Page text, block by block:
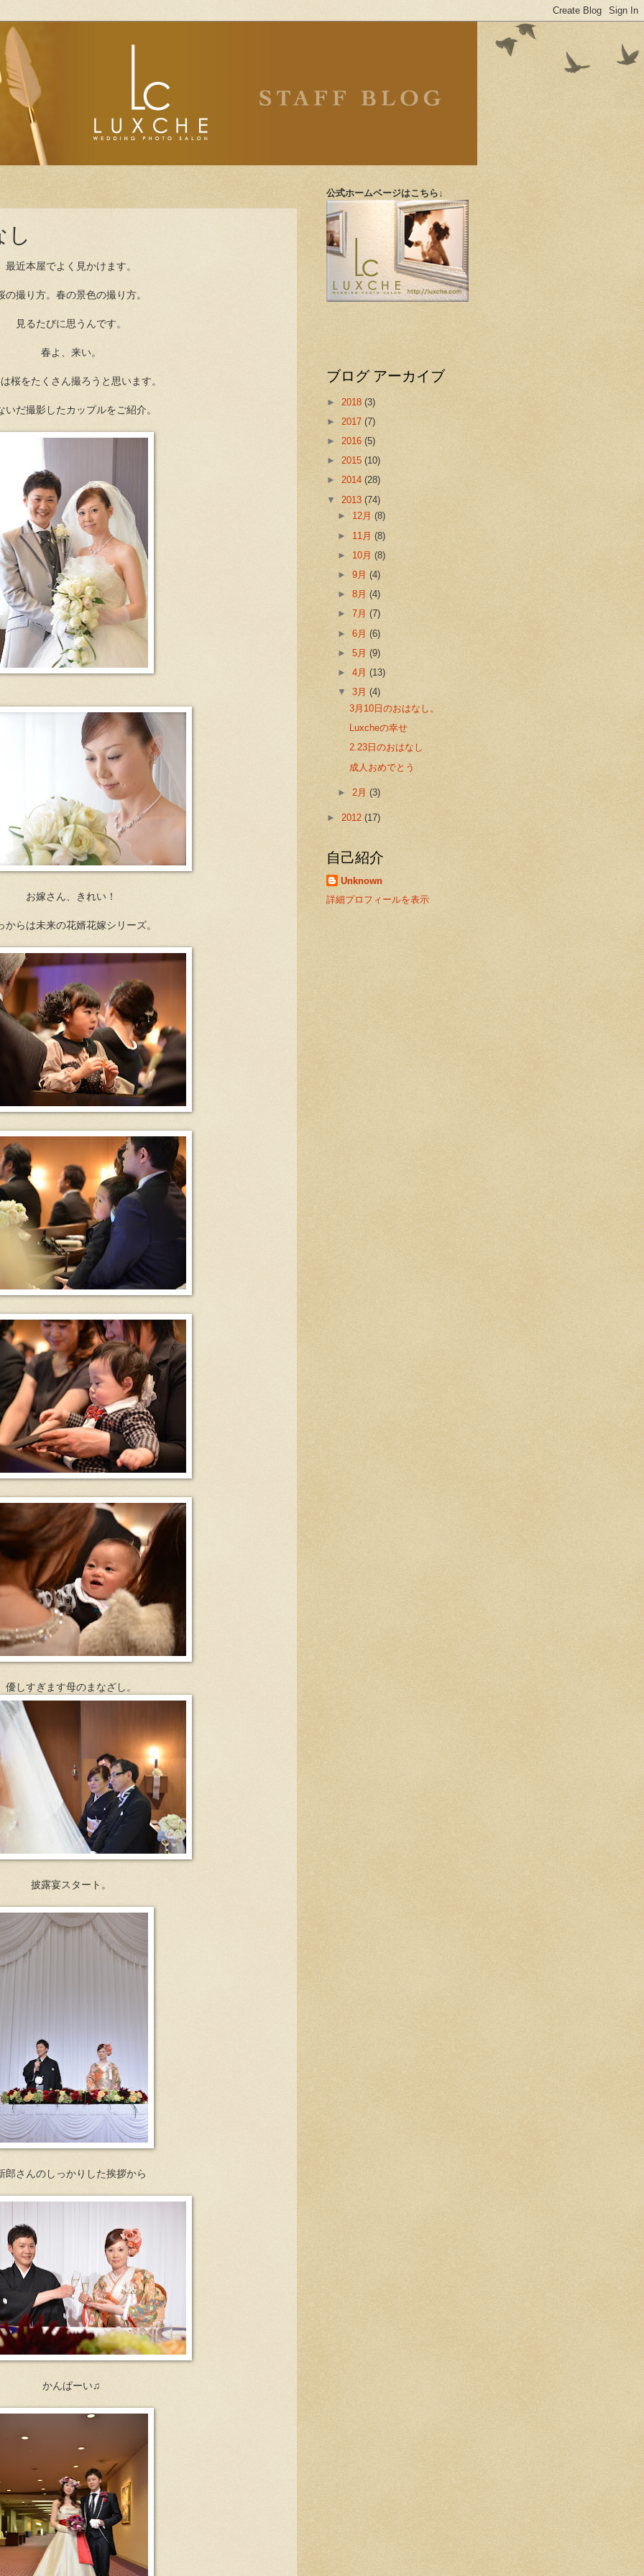
し
最近本屋でよく見かけます。
の撮り方。春の景色の撮り方。
見るたびに思うんです。
春よ、来い。
桜をたくさん撮ろうと思います。
いだ撮影したカップルをご紹介。
お嫁さん、きれい！
からは未来の花婿花嫁シリーズ。
優しすぎます母のまなざし。
披露宴スタート。
郎さんのしっかりした挨拶から
かんぱーい♫
公式ホームベージはこちら↓
ブログ アーカイブ
► 2018 (3)
► 2017 (7)
► 2016 (5)
► 2015 (10)
► 2014 (28)
▼ 2013 (74)
► 12月(8)
► 11月(8)
► 10月(8)
►9月(4)
►8月(4)
►7月(7)
►6月(6)
►5月(9)
►4月(13)
▼3月(4)
3月10日のおはなし。
Luxcheの幸せ
2.23日のおはなし
成人おめでとう
►2月(3)
► 2012 (17)
自己紹介
Unknown
詳細プロフィールを表示